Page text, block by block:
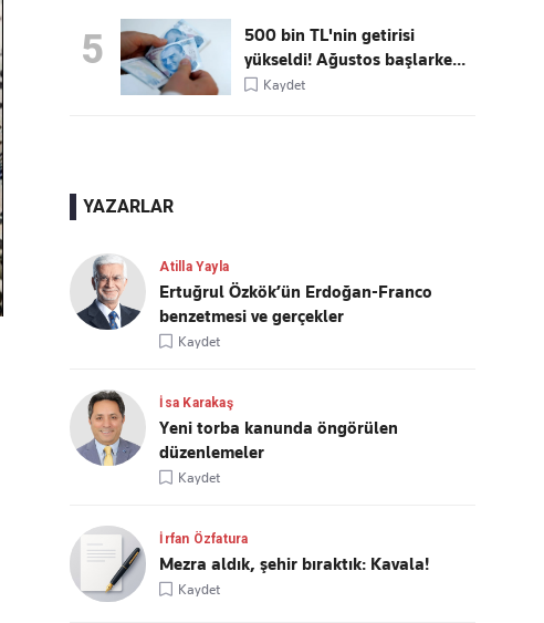
5
500 bin TL'nin getirisi
yükseldi! Ağustos başlarke...
Kaydet
YAZARLAR
Atilla Yayla
Ertuğrul Özkök’ün Erdoğan-Franco
benzetmesi ve gerçekler
Kaydet
İsa Karakaş
Yeni torba kanunda öngörülen
düzenlemeler
Kaydet
İrfan Özfatura
Mezra aldık, şehir bıraktık: Kavala!
Kaydet